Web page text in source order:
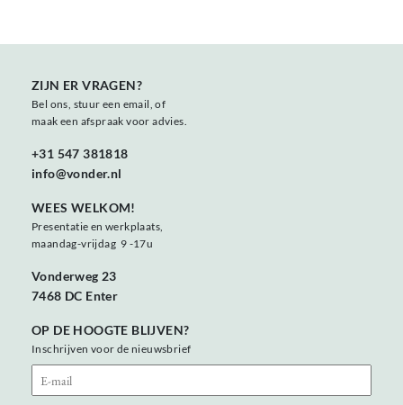
ZIJN ER VRAGEN?
Bel ons, stuur een email, of
maak een afspraak voor advies.
+31 547 381818
info@vonder.nl
WEES WELKOM!
Presentatie en werkplaats,
maandag-vrijdag 9 -17u
Vonderweg 23
7468 DC Enter
OP DE HOOGTE BLIJVEN?
Inschrijven voor de nieuwsbrief